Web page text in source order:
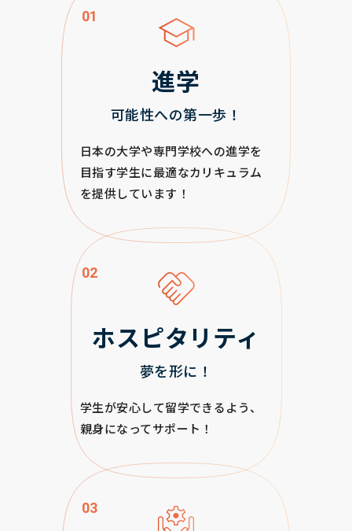
01
進学
可能性への第一歩！
日本の大学や専門学校への進学を
目指す学生に最適なカリキュラム
を提供しています！
02
ホスピタリティ
夢を形に！
学生が安心して留学できるよう、
親身になってサポート！
03